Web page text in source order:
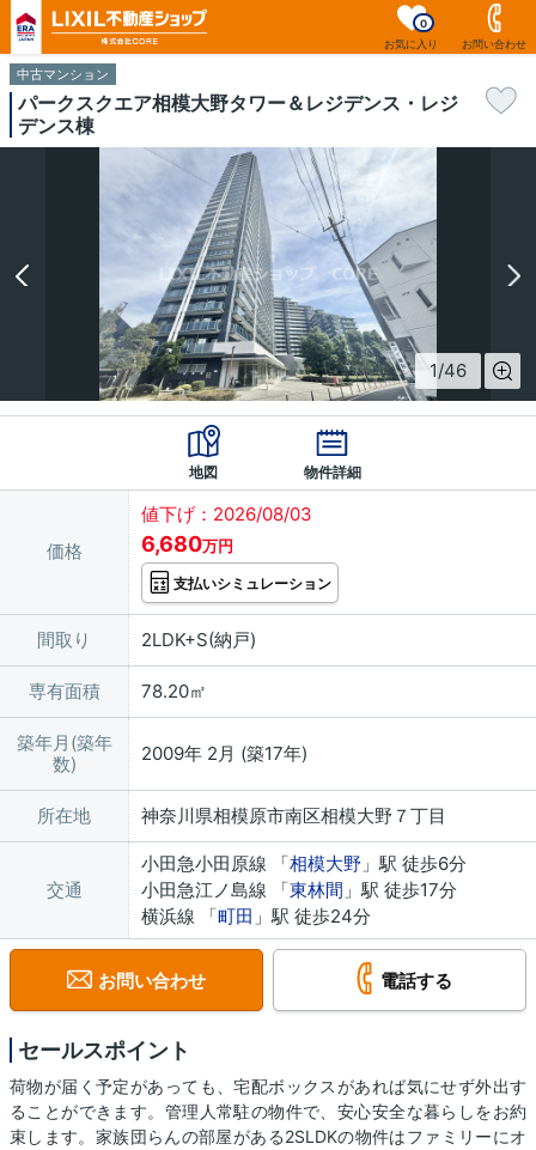
お気に入り
0
お問い合わせ
中古マンション
パークスクエア相模大野タワー＆レジデンス・レジ
デンス棟
1/46
地図 物件詳細
価格
値下げ：2026/08/03
6,680万円
支払いシミュレーション
間取り 2LDK+S(納戸)
専有面積 78.20㎡
築年月(築年
数)
2009年 2月 (築17年)
所在地 神奈川県相模原市南区相模大野７丁目
交通
小田急小田原線 「相模大野 」駅 徒歩6分
小田急江ノ島線 「東林間 」駅 徒歩17分
横浜線 「町田 」駅 徒歩24分
お問い合わせ 電話する
セールスポイント
荷物が届く予定があっても、宅配ボックスがあれば気にせず外出す
ることができます。管理人常駐の物件で、安心安全な暮らしをお約
束します。家族団らんの部屋がある2SLDKの物件はファミリーにオ